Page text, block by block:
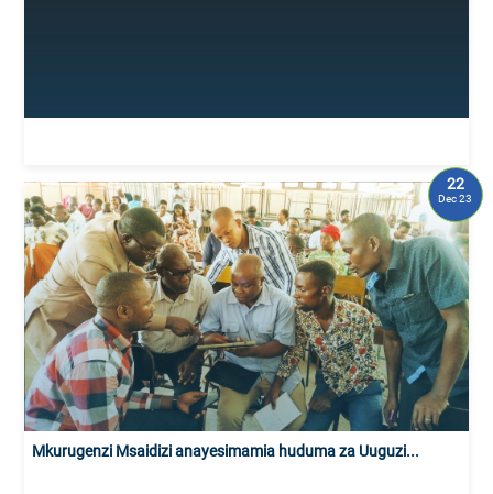
Mkurugenzi Msaidizi anayesimamia huduma za Uuguzi...
22
Dec 23